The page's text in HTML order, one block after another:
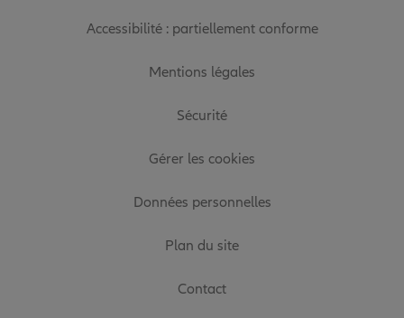
Accessibilité : partiellement conforme
Mentions légales
Sécurité
Gérer les cookies
Données personnelles
Plan du site
Contact